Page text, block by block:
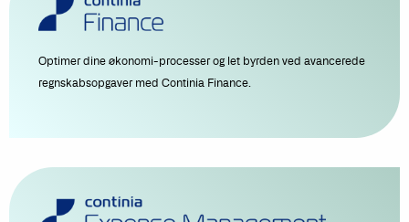
Optimer dine økonomi-processer og let byrden ved avancerede
regnskabsopgaver med Continia Finance.